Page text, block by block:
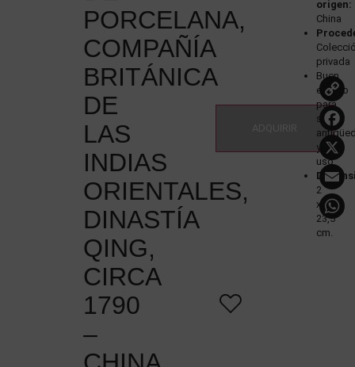
PORCELANA,
COMPAÑÍA
BRITÁNICA
DE
LAS
INDIAS
ORIENTALES,
DINASTÍA
QING,
CIRCA
1790
–
origen:
China
privada
Buen
estado
para
su
y
uso
2
x
23,5
cm.